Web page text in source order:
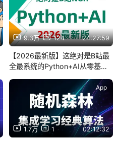
9.3万 124 24:27:59
【2026最新版】这绝对是B站最
全最系统的Python+AI从零基础
天让你进阶大神！让你少走99%
的弯路！
1.7万 1 02:12:32
App